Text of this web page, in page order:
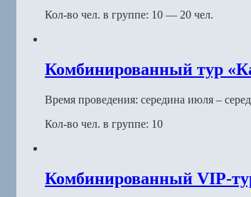
Кол-во чел. в группе: 10 — 20 чел.
Комбинированный тур
Время проведения: середина июля –
Кол-во чел. в группе: 10
Комбинированный VIP-